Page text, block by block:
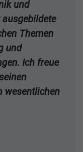
und
Themen
und
Ich freue
wesentlichen